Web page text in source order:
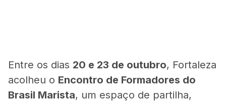
Entre os dias 20 e 23 de outubro, Fortaleza
acolheu o Encontro de Formadores do
Brasil Marista, um espaço de partilha,